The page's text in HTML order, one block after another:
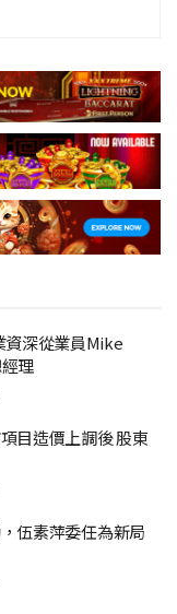
資深從業員Mike
理
目造價上調後 股東
伍素萍委任為新局